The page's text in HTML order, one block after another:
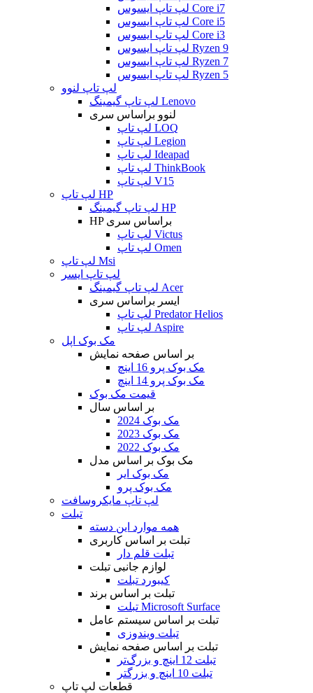
لپ تاپ ایسوس Core i7
لپ تاپ ایسوس Core i5
لپ تاپ ایسوس Core i3
لپ تاپ ایسوس Ryzen 9
لپ تاپ ایسوس Ryzen 7
لپ تاپ ایسوس Ryzen 5
لپ تاپ لنوو
لپ تاپ گیمینگ Lenovo
لنوو براساس سری
لپ تاپ LOQ
لپ تاپ Legion
لپ تاپ Ideapad
لپ تاپ ThinkBook
لپ تاپ V15
لپ تاپ HP
لپ تاپ گیمینگ HP
HP براساس سری
لپ تاپ Victus
لپ تاپ Omen
لپ تاپ Msi
لپ تاپ ایسر
لپ تاپ گیمینگ Acer
ایسر براساس سری
لپ تاپ Predator Helios
لپ تاپ Aspire
مک بوک اپل
بر اساس صفحه نمایش
مک بوک پرو 16 اینچ
مک بوک پرو 14 اینچ
قیمت مک بوک
بر اساس سال
مک بوک 2024
مک بوک 2023
مک بوک 2022
مک بوک بر اساس مدل
مک بوک ایر
مک بوک پرو
لپ تاپ مایکروسافت
تبلت
همه موارد این دسته
تبلت بر اساس کاربری
تبلت قلم دار
لوازم جانبی تبلت
کیبورد تبلت
تبلت بر اساس برند
تبلت Microsoft Surface
تبلت بر اساس سیستم عامل
تبلت ویندوزی
تبلت بر اساس صفحه نمایش
تبلت 12 اینچ و بزرگ‌تر
تبلت 10 اینچ و بزرگتر
قطعات لپ تاپ